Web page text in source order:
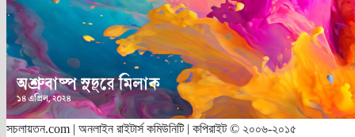
সচলায়তন.com | অনলাইন রাইটার্স কমিউনিটি | কপিরাইট © ২০০৬-২০১৫